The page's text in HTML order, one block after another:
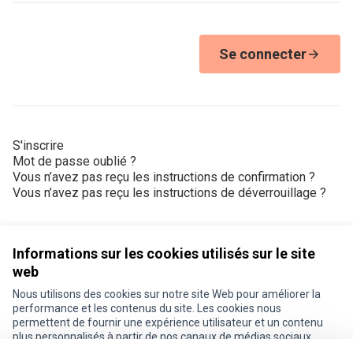
Informations sur les cookies utilisés sur le site
web
Nous utilisons des cookies sur notre site Web pour améliorer la
performance et les contenus du site. Les cookies nous
permettent de fournir une expérience utilisateur et un contenu
Se connecter
S'inscrire
Mot de passe oublié ?
Vous n’avez pas reçu les instructions de confirmation ?
Vous n’avez pas reçu les instructions de déverrouillage ?
Conditions d'utilisation
Paramètres des cookies
Je participe ! sur X
Je participe ! sur Facebook
Je participe ! sur Instagram